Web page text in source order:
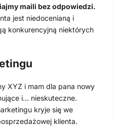
maili bez odpowiedzi.
jest niedocenianą i
konkurencyjną niektórych
XYZ i mam dla pana nowy
i… nieskuteczne.
kryje się we
klienta.